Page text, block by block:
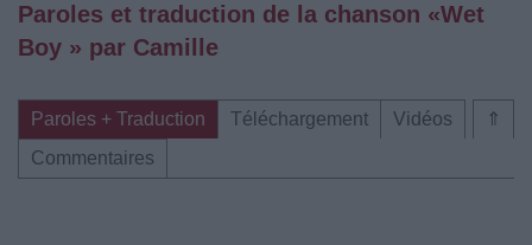
Paroles et traduction de la chanson «Wet
Boy » par Camille
⇑
Paroles + Traduction Téléchargement
Vidéos
Commentaires